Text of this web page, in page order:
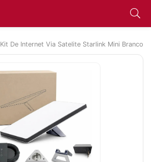
Kit De Internet Via Satelite Starlink Mini Branco